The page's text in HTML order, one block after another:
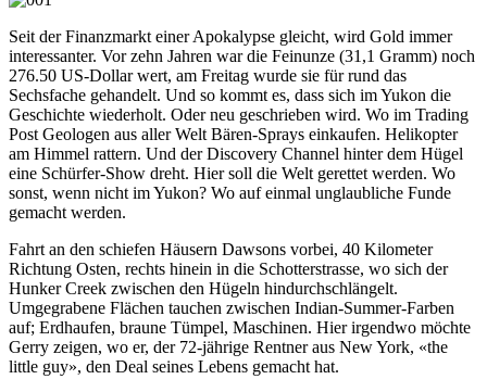
Seit der Finanzmarkt einer Apokalypse gleicht, wird Gold immer
interessanter. Vor zehn Jahren war die Feinunze (31,1 Gramm) noch
276.50 US-Dollar wert, am Freitag wurde sie für rund das
Sechsfache gehandelt. Und so kommt es, dass sich im Yukon die
Geschichte wiederholt. Oder neu geschrieben wird. Wo im Trading
Post Geologen aus aller Welt Bären-Sprays einkaufen. Helikopter
am Himmel rattern. Und der Discovery Channel hinter dem Hügel
eine Schürfer-Show dreht. Hier soll die Welt gerettet werden. Wo
sonst, wenn nicht im Yukon? Wo auf einmal unglaubliche Funde
gemacht werden.
Fahrt an den schiefen Häusern Dawsons vorbei, 40 Kilometer
Richtung Osten, rechts hinein in die Schotterstrasse, wo sich der
Hunker Creek zwischen den Hügeln hindurchschlängelt.
Umgegrabene Flächen tauchen zwischen Indian-Summer-Farben
auf; Erdhaufen, braune Tümpel, Maschinen. Hier irgendwo möchte
Gerry zeigen, wo er, der 72-jährige Rentner aus New York, «the
little guy», den Deal seines Lebens gemacht hat.